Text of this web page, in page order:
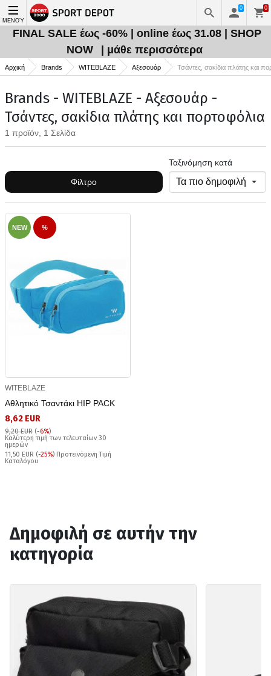
ΜΕΝΟΎ
0 0
FINAL SALE έως -60% | online έως 31.08 | SHOP
NOW
| μάθε περισσότερα
Αρχική Brands WITEBLAZE Αξεσουάρ Τσάντες, σακίδια πλάτης και
Brands - WITEBLAZE - Αξεσουάρ -
Τσάντες, σακίδια πλάτης και πορτοφόλια
1 προϊόν, 1 Σελίδα
Φίλτρο
Ταξινόμηση κατά
NEW %
WITEBLAZE
Αθλητικό Τσαντάκι HIP PACK
8,62 EUR
9,20 EUR (-6%)
Καλύτερη τιμή των τελευταίων 30
ημερών
11,50 EUR (-25%) Προτεινόμενη Τιμή
Καταλόγου
Δημοφιλή σε αυτήν την
κατηγορία